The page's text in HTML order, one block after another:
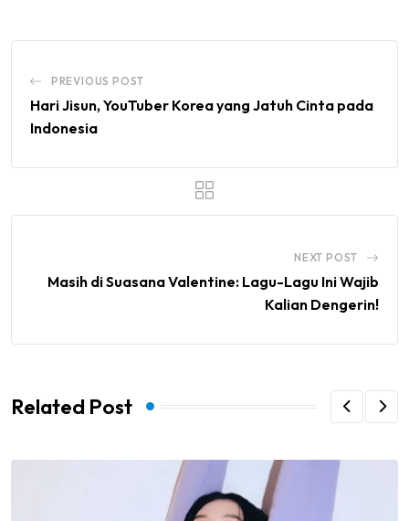
PREVIOUS POST
Hari Jisun, YouTuber Korea yang Jatuh Cinta pada
Indonesia
NEXT POST
Masih di Suasana Valentine: Lagu-Lagu Ini Wajib
Kalian Dengerin!
Related Post